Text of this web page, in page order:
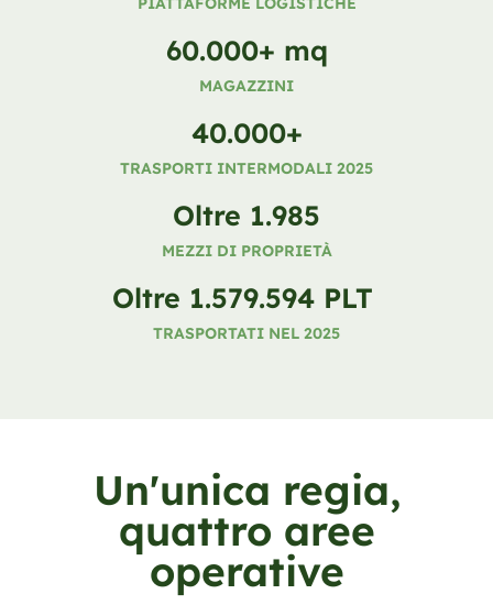
MAGAZZINI
60.000+ mq
TRASPORTI INTERMODALI 2025
40.000+
MEZZI DI PROPRIETÀ
Oltre 2.164
TRASPORTATI NEL 2025
Oltre 1.636.300 PLT
Un'unica regia,
quattro aree
operative